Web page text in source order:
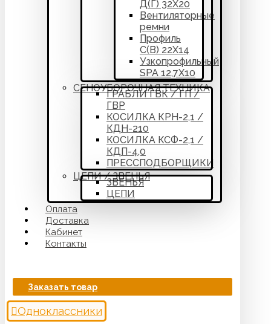
Д(Г) 32Х20
Вентиляторные
ремни
Профиль
С(В) 22Х14
Узкопрофильный
SPA 12,7Х10
СЕНОУБОРОЧНАЯ ТЕХНИКА
ГРАБЛИ ГВК / ГП /
ГВР
КОСИЛКА КРН-2,1 /
КДН-210
КОСИЛКА КСФ-2,1 /
КДП-4,0
ПРЕССПОДБОРЩИКИ
ЦЕПИ / ЗВЕНЬЯ
ЗВЕНЬЯ
ЦЕПИ
Оплата
Доставка
Кабинет
Контакты
Заказать товар
Одноклассники